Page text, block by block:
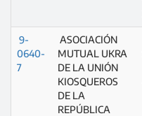
9-
0640-
7
ASOCIACIÓN
MUTUAL UKRA
DE LA UNIÓN
KIOSQUEROS
DE LA
REPÚBLICA